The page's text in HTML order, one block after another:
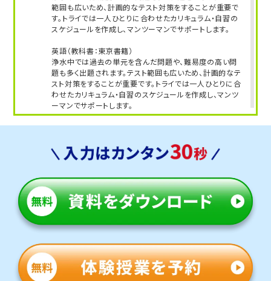
範囲も広いため、計画的なテスト対策をすることが重要で
す。トライでは一人ひとりに合わせたカリキュラム・自習の
スケジュールを作成し、マンツーマンでサポートします。
英語（教科書：東京書籍）
浄水中では過去の単元を含んだ問題や、難易度の高い問
題も多く出題されます。テスト範囲も広いため、計画的なテ
スト対策をすることが重要です。トライでは一人ひとりに合
わせたカリキュラム・自習のスケジュールを作成し、マンツ
ーマンでサポートします。
人気のコース
・公立入試対策コース
トライは学校から車で約15分の立地にあり、学校と少し離
れていますが、車での通塾を選ぶご家庭も多く、安心して通
えます。
定期テスト対策
数学（教科書：啓林館）
猿投中は学校のワークからの出題が多く、ワークを何度も
解き直すことが対策のポイントです。トライは専任講師がマ
ンツーマンで指導するため、ワークを最低3周できるよう、